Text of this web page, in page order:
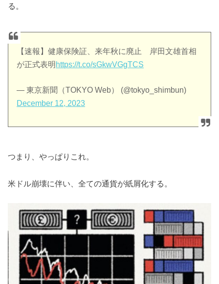
る。
【速報】健康保険証、来年秋に廃止 岸田文雄首相
が正式表明 https://t.co/sGkwVGgTCS
— 東京新聞（TOKYO Web） (@tokyo_shimbun)
December 12, 2023
つまり、やっぱりこれ。
米ドル崩壊に伴い、全ての通貨が紙屑化する。